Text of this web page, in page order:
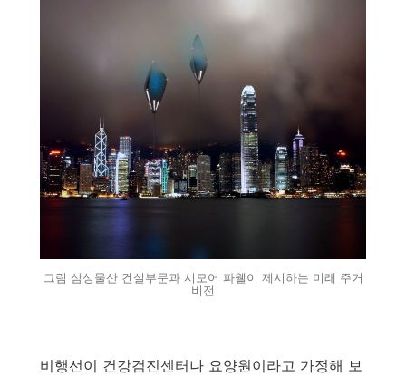
그림 삼성물산 건설부문과 시모어 파웰이 제시하는 미래 주거
비전
비행선이 건강검진센터나 요양원이라고 가정해 보